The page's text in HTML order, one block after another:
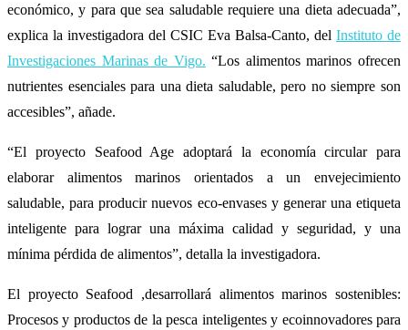
económico, y para que sea saludable requiere una dieta adecuada”,
explica la investigadora del CSIC Eva Balsa-Canto, del Instituto de
Investigaciones Marinas de Vigo. “Los alimentos marinos ofrecen
nutrientes esenciales para una dieta saludable, pero no siempre son
accesibles”, añade.
“El proyecto Seafood Age adoptará la economía circular para
elaborar alimentos marinos orientados a un envejecimiento
saludable, para producir nuevos eco-envases y generar una etiqueta
inteligente para lograr una máxima calidad y seguridad, y una
mínima pérdida de alimentos”, detalla la investigadora.
El proyecto Seafood ,desarrollará alimentos marinos sostenibles:
Procesos y productos de la pesca inteligentes y ecoinnovadores para